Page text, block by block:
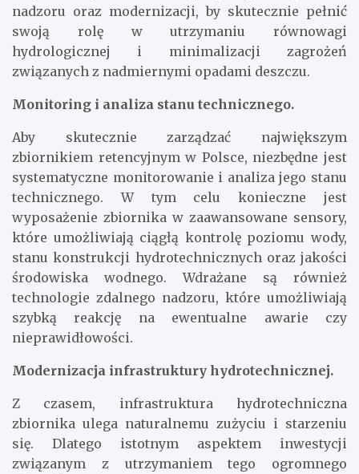
nadzoru oraz modernizacji, by skutecznie pełnić
swoją rolę w utrzymaniu równowagi
hydrologicznej i minimalizacji zagrożeń
związanych z nadmiernymi opadami deszczu.
Monitoring i analiza stanu technicznego.
Aby skutecznie zarządzać największym
zbiornikiem retencyjnym w Polsce, niezbędne jest
systematyczne monitorowanie i analiza jego stanu
technicznego. W tym celu konieczne jest
wyposażenie zbiornika w zaawansowane sensory,
które umożliwiają ciągłą kontrolę poziomu wody,
stanu konstrukcji hydrotechnicznych oraz jakości
środowiska wodnego. Wdrażane są również
technologie zdalnego nadzoru, które umożliwiają
szybką reakcję na ewentualne awarie czy
nieprawidłowości.
Modernizacja infrastruktury hydrotechnicznej.
Z czasem, infrastruktura hydrotechniczna
zbiornika ulega naturalnemu zużyciu i starzeniu
się. Dlatego istotnym aspektem inwestycji
związanym z utrzymaniem tego ogromnego